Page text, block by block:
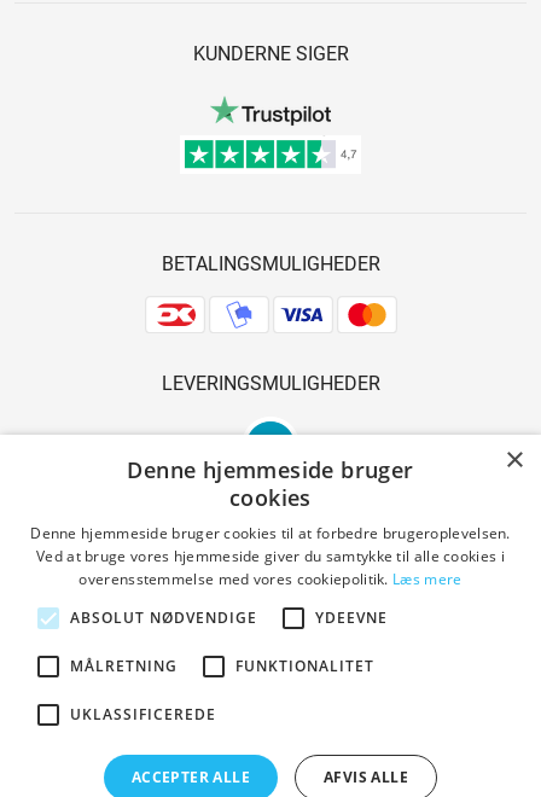
KUNDERNE SIGER
BETALINGSMULIGHEDER
LEVERINGSMULIGHEDER
SIKKER SHOPPING
Handelsbetingelser
Copyright © 2023 Den Gl. Smedie. All Rights Reserved.
×
Denne hjemmeside bruger
cookies
Denne hjemmeside bruger cookies til at forbedre brugeroplevelsen.
Ved at bruge vores hjemmeside giver du samtykke til alle cookies i
overensstemmelse med vores cookiepolitik. Læs mere
ABSOLUT NØDVENDIGE
YDEEVNE
MÅLRETNING FUNKTIONALITET
UKLASSIFICEREDE
ACCEPTER ALLE AFVIS ALLE